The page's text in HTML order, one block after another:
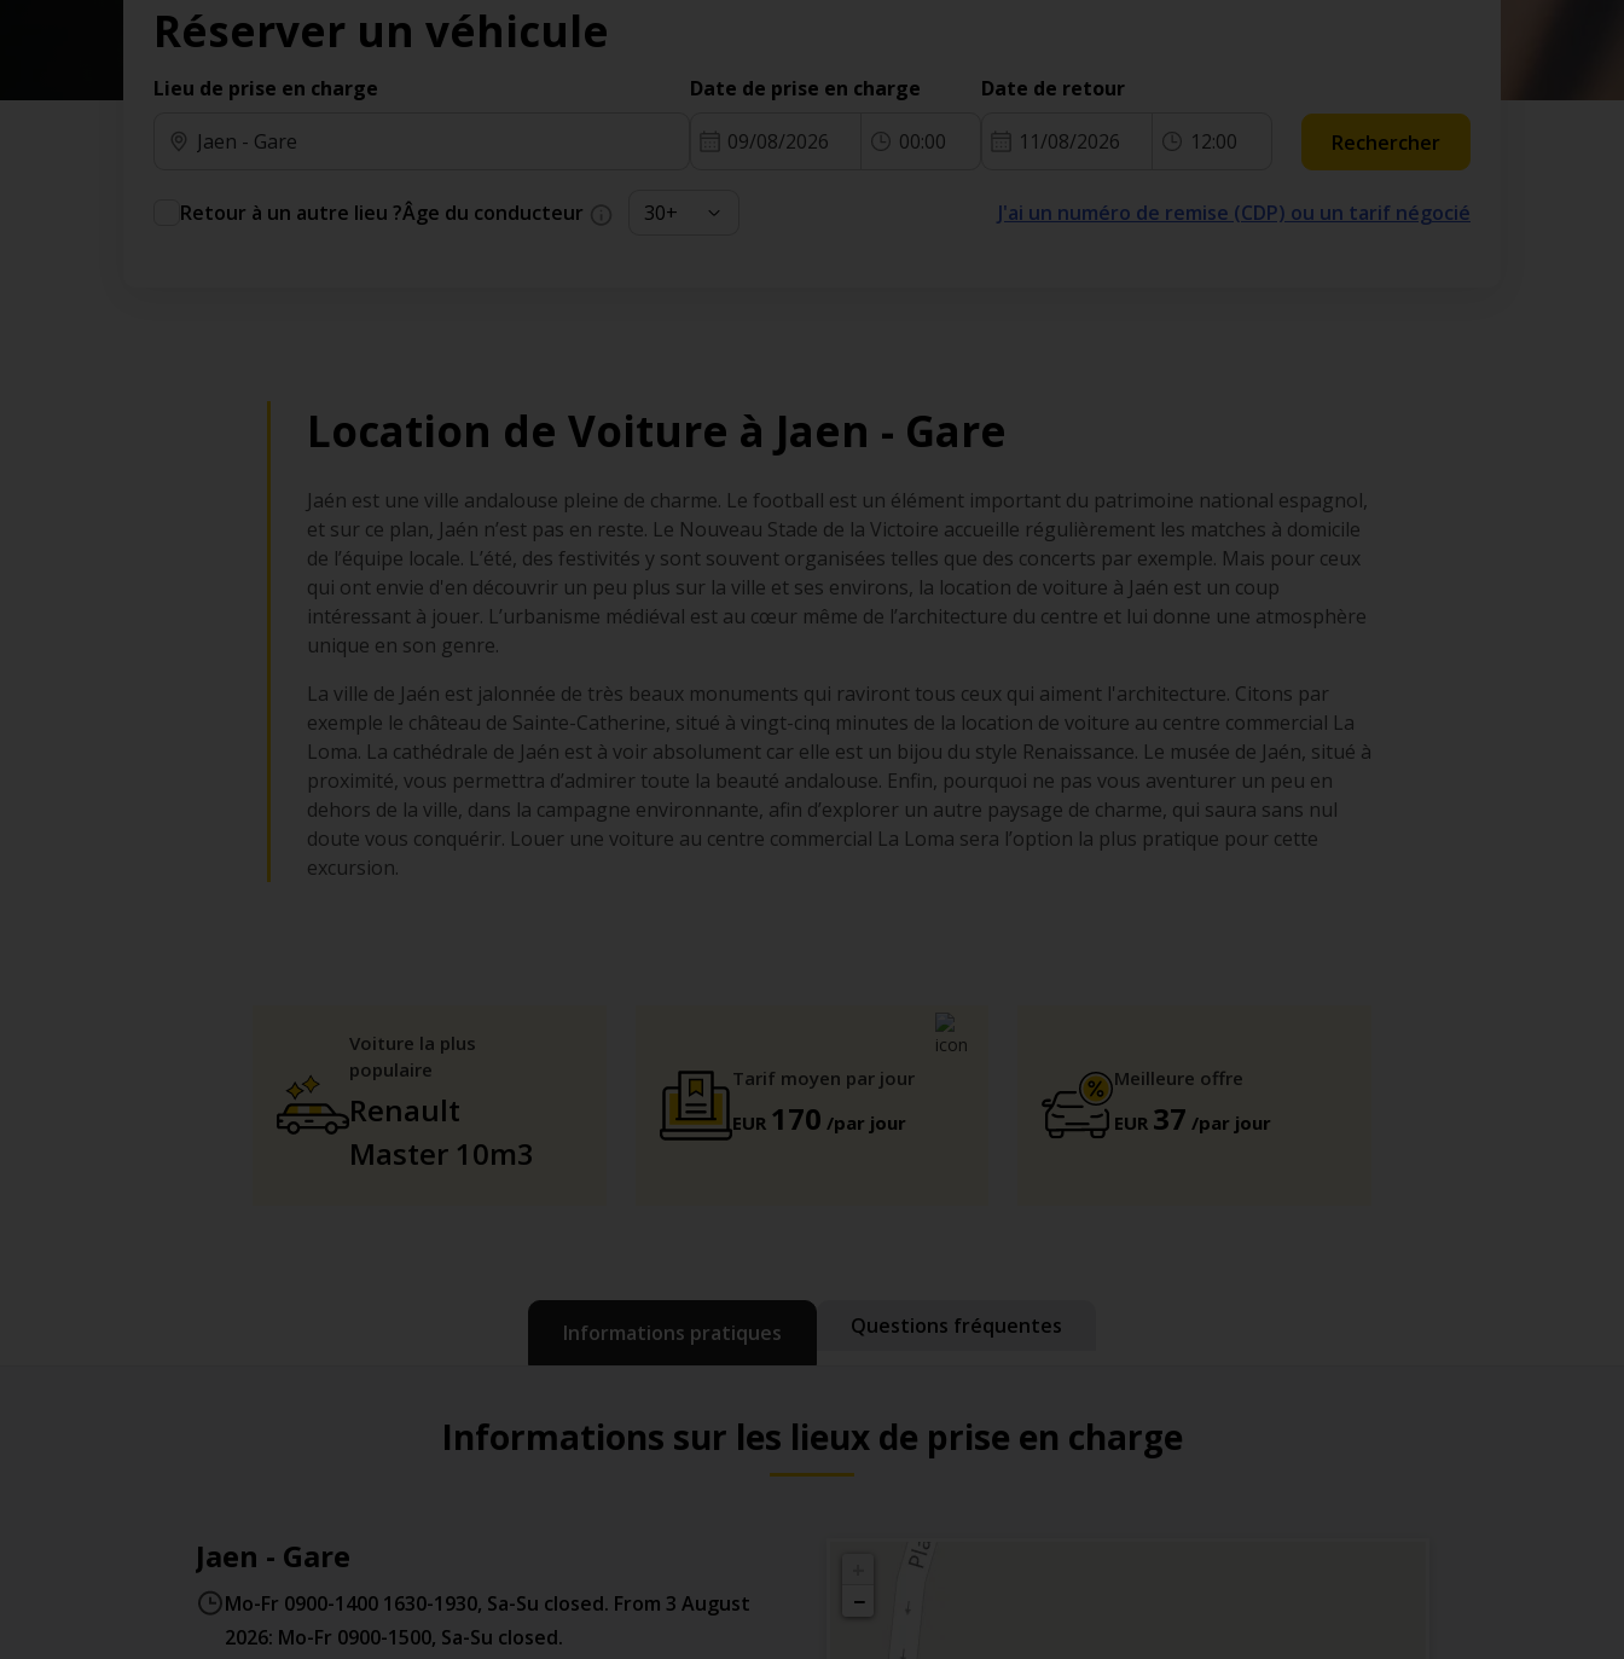
des jours gratuits.*
Ajout gratuit du partenaire comme conducteur
additionnel
supplémentaires.
Réserver un véhicule
Lieu de prise en charge Date de prise en charge
09/08/2026 00:00
Date de retour
11/08/2026 12:00 Rechercher
Retour à un autre lieu ?Âge du conducteur J'ai un numéro de remise (CDP) ou un tarif négocié
Location de Voiture à Jaen - Gare
Jaén est une ville andalouse pleine de charme. Le football est un élément important du patrimoine national espagnol,
et sur ce plan, Jaén n’est pas en reste. Le Nouveau Stade de la Victoire accueille régulièrement les matches à domicile
de l’équipe locale. L’été, des festivités y sont souvent organisées telles que des concerts par exemple. Mais pour ceux
qui ont envie d'en découvrir un peu plus sur la ville et ses environs, la location de voiture à Jaén est un coup
intéressant à jouer. L’urbanisme médiéval est au cœur même de l’architecture du centre et lui donne une atmosphère
unique en son genre.
La ville de Jaén est jalonnée de très beaux monuments qui raviront tous ceux qui aiment l'architecture. Citons par
exemple le château de Sainte-Catherine, situé à vingt-cinq minutes de la location de voiture au centre commercial La
Loma. La cathédrale de Jaén est à voir absolument car elle est un bijou du style Renaissance. Le musée de Jaén, situé à
proximité, vous permettra d’admirer toute la beauté andalouse. Enfin, pourquoi ne pas vous aventurer un peu en
dehors de la ville, dans la campagne environnante, afin d’explorer un autre paysage de charme, qui saura sans nul
doute vous conquérir. Louer une voiture au centre commercial La Loma sera l’option la plus pratique pour cette
excursion.
Voiture la plus
populaire
Renault
Master 10m3
Tarif moyen par jour
EUR 170 /par jour
Meilleure offre
EUR 37 /par jour
Informations pratiques Questions fréquentes
Informations sur les lieux de prise en charge
Jaen - Gare
Mo-Fr 0900-1400 1630-1930, Sa-Su closed. From 3 August
2026: Mo-Fr 0900-1500, Sa-Su closed.
−